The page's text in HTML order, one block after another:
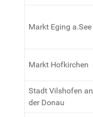
Markt Eging a.See
Markt Hofkirchen
Stadt Vilshofen an
der Donau